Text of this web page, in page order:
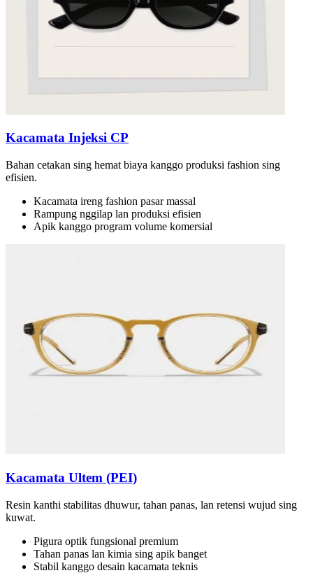
Kacamata Injeksi CP
Bahan cetakan sing hemat biaya kanggo produksi fashion sing
efisien.
Kacamata ireng fashion pasar massal
Rampung nggilap lan produksi efisien
Apik kanggo program volume komersial
Kacamata Ultem (PEI)
Resin kanthi stabilitas dhuwur, tahan panas, lan retensi wujud sing
kuwat.
Pigura optik fungsional premium
Tahan panas lan kimia sing apik banget
Stabil kanggo desain kacamata teknis